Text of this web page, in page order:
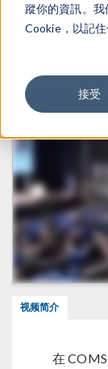
蹤你的資訊。
Cookie，以記住
接受
视频简介
在